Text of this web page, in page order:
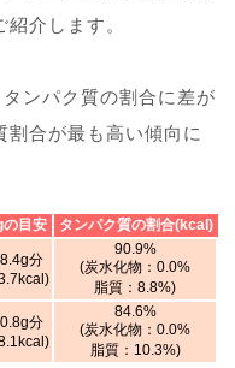
介します。
ンパク質の割合に差が
合が最も高い傾向に
の目安 タンパク質の割合(kcal)
分
90.9%
(炭水化物：0.0%
脂質：8.8%)
分
84.6%
(炭水化物：0.0%
脂質：10.3%)